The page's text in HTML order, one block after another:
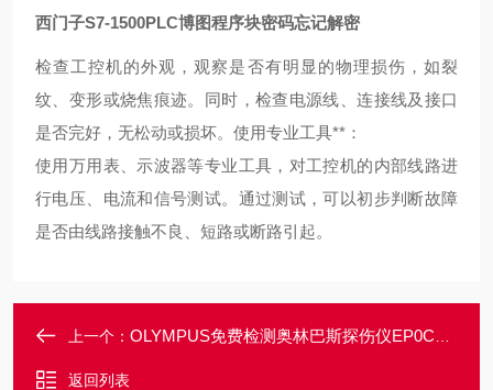
西门子S7-1500PLC博图程序块密码忘记解密
检查工控机的外观，观察是否有明显的物理损伤，如裂
纹、变形或烧焦痕迹。同时，检查电源线、连接线及接口
是否完好，无松动或损坏。 使用专业工具**：
使用万用表、示波器等专业工具，对工控机的内部线路进
行电压、电流和信号测试。通过测试，可以初步判断故障
是否由线路接触不良、短路或断路引起。
上一个： OLYMPUS免费检测奥林巴斯探伤仪EP0CH 600常见故障维修解决
返回列表